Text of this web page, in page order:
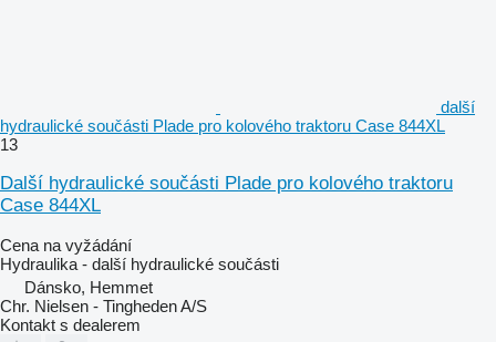
další
hydraulické součásti Plade pro kolového traktoru Case 844XL
13
Další hydraulické součásti Plade pro kolového traktoru
Case 844XL
Cena na vyžádání
Hydraulika - další hydraulické součásti
Dánsko, Hemmet
Chr. Nielsen - Tingheden A/S
Kontakt s dealerem